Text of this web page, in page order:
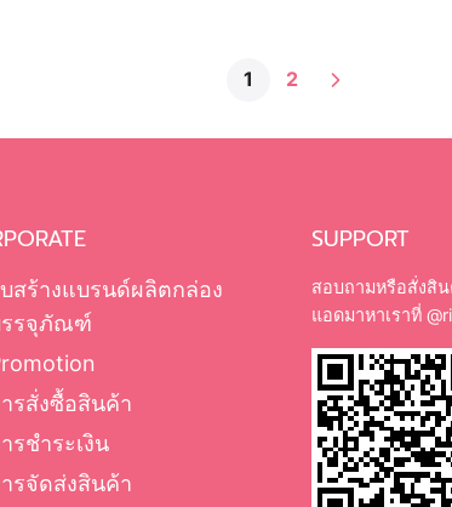
1 2
สร้างแบรนด์ผลิตกล่อง
รจุภัณฑ์
รสั่งซื้อสินค้า
รชำระเงิน
รจัดส่งสินค้า
SUPPORT
สอบถามหรือสั่งสิ
แอดมาหาเราที่